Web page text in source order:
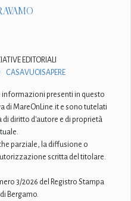
EDITORIALI
CASAVUOISAPERE
informazioni presenti in questo
di MareOnLine.it e sono tutelati
diritto d'autore e di proprietà
parziale, la diffusione o
scritta del titolare.
3/2026 del Registro Stampa
Bergamo.